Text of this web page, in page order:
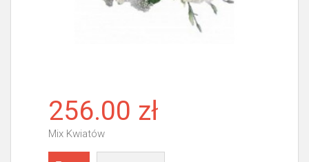
256.00 zł
Mix Kwiatów